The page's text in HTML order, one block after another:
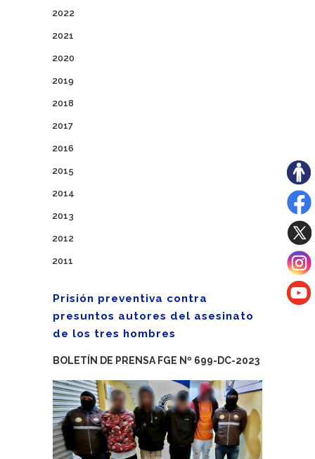
2022
2021
2020
2019
2018
2017
2016
2015
2014
2013
2012
2011
Prisión preventiva contra
presuntos autores del asesinato
de los tres hombres
BOLETÍN DE PRENSA FGE Nº 699-DC-2023